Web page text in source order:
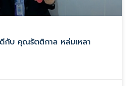
กับ คุณรัตติกาล หล่มเหลา